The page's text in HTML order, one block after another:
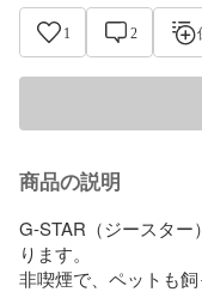
1 2
商品の説明
G-STAR（ジースター
ります。
非喫煙で、ペットも飼